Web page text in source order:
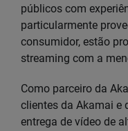
públicos com
particularmente
consumidor, estão
streaming com a
Como parceiro da
clientes da Akamai e
entrega de vídeo de